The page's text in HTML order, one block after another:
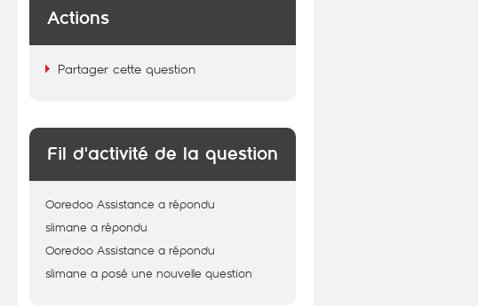
Actions
Partager cette question
Fil d'activité de la question
Ooredoo Assistance a répondu
slimane a répondu
Ooredoo Assistance a répondu
slimane a posé une nouvelle question